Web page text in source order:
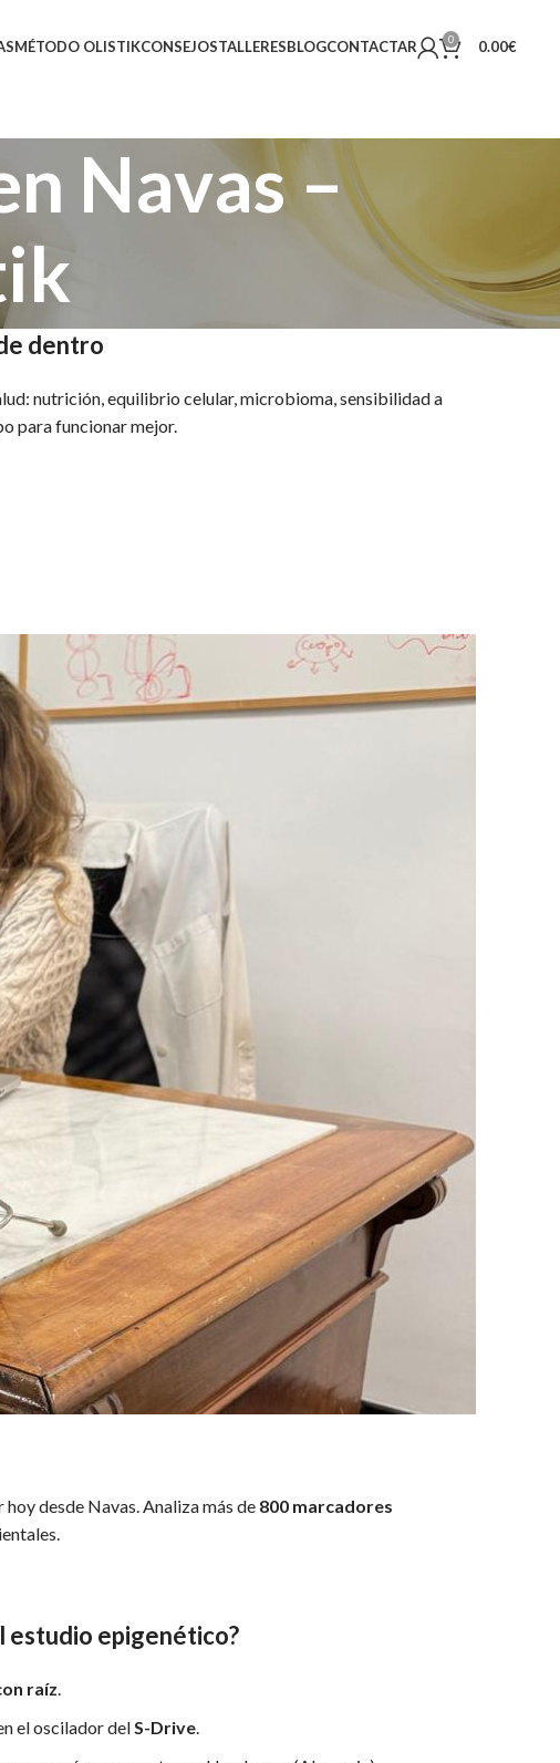
MÉTODO OLISTIKCONSEJOSTALLERESBLOGCONTACTAR 0 0.00€
Navas –
dentro
nutrición, equilibrio celular, microbioma, sensibilidad a
para funcionar mejor.
desde Navas. Analiza más de 800 marcadores
estudio epigenético?
raíz.
el oscilador delS-Drive.